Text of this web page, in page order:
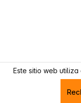
Este sitio web